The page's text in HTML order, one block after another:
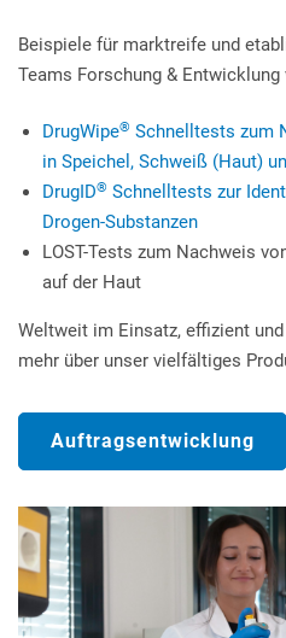
Beispiele für marktreife und
Teams Forschung &
DrugWipe® Schnelltests zum
in Speichel, Schweiß (Haut)
DrugID® Schnelltests zur
Drogen-Substanzen
LOST-Tests zum Nachweis
auf der Haut
Weltweit im Einsatz, effizient
mehr über unser vielfältiges
Auftragsentwicklung